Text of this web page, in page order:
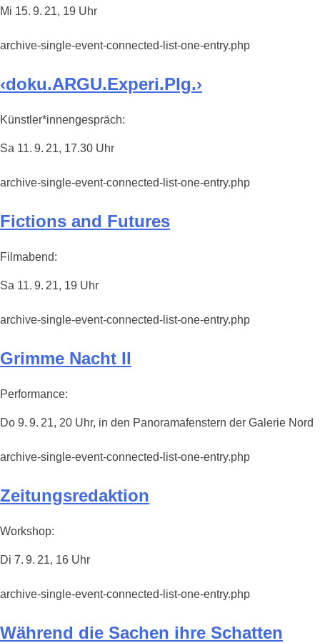
Mi 15. 9. 21, 19 Uhr
archive-single-event-connected-list-one-entry.php
‹doku.ARGU.Experi.PIg.›
Künstler*innengespräch:
Sa 11. 9. 21, 17.30 Uhr
archive-single-event-connected-list-one-entry.php
Fictions and Futures
Filmabend:
Sa 11. 9. 21, 19 Uhr
archive-single-event-connected-list-one-entry.php
Grimme Nacht II
Performance:
Do 9. 9. 21, 20 Uhr, in den Panoramafenstern der Galerie Nord
archive-single-event-connected-list-one-entry.php
Zeitungsredaktion
Workshop:
Di 7. 9. 21, 16 Uhr
archive-single-event-connected-list-one-entry.php
Während die Sachen ihre Schatten